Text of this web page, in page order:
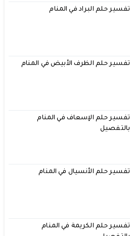
تفسير حلم البراد في المنام
تفسير حلم الظرف الأبيض في المنام
تفسير حلم الإسعاف في المنام
بالتفصيل
تفسير حلم الأنسيال في المنام
تفسير حلم الكريمة في المنام